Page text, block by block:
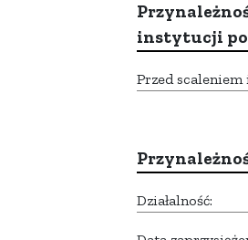
instytucji
Przed
Działalność: